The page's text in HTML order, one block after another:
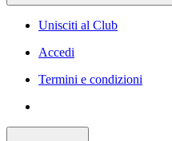
Unisciti al Club
Accedi
Termini e condizioni